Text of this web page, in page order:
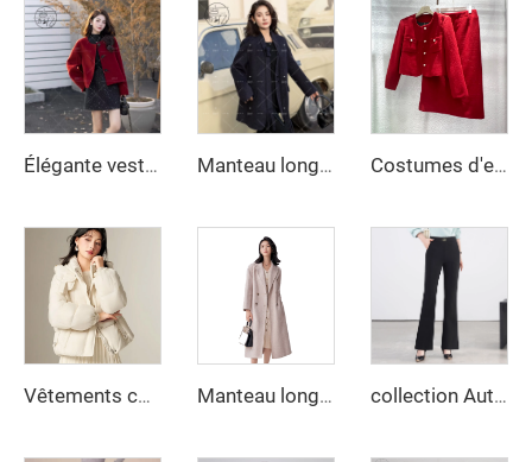
Élégante veste rouge à manches longues pour filles automne et hiver décontractée unie en laine et fibres mélangées pour femmes Manteau long en laine double face pour femmes, fait main, imperméable longueur mi-longue pour printemps et hiver, manteau ajusté à fermeture croisée simple Costumes d'entreprise pour femmes en gros Costume rouge deux pièces Veste en tweed et jupe Robe pour femmes
Vêtements courts chauds pour femmes longue doudoune en duvet blanc canard manteau coréen pour femmes renforcé manteau d'hiver pour femmes vestes froid Manteau long trench femme décontracté à col cranté, manches longues et ceintures, couleur grise collection Automne-Hiver 2025 - Nouveaux Pantalons Décontractés Amples Droits à Taille Haute en Taille - Design Slim Fit avec Motif Uni